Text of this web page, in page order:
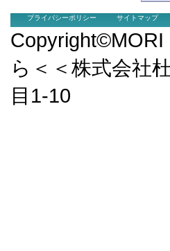
プライバシーポリシー サイトマップ
Copyright©MORI
ら＜＜株式会社
目1-10